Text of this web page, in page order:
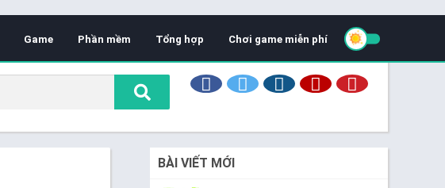
Game Phần mềm Tổng hợp Chơi game miễn phí
BÀI VIẾT MỚI